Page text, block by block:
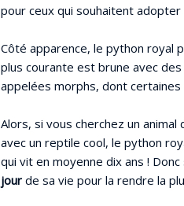
pour ceux qui souhaitent
Côté apparence, le python royal
plus courante est brune avec
appelées morphs, dont
Alors, si vous cherchez un
avec un reptile cool, le python
qui vit en moyenne dix ans !
jour de sa vie pour la rendre la